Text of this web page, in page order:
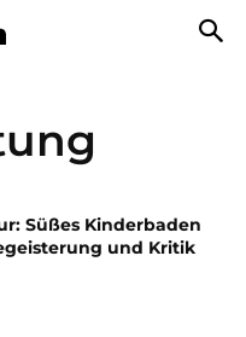
Süßes Kinderbaden
und Kritik